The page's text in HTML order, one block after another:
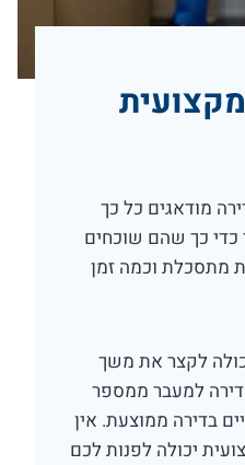
מודאגים כל כך
כדי כך שהם שוכחים
מתסכלת וכמה זמן
לקצר את משך
דירה למעבר ממספר
בדירה ממוצעת. אין
יכולה לפנות לכם